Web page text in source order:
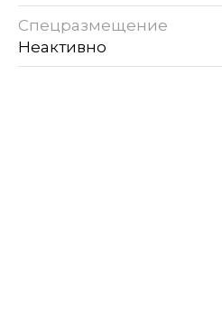
Спецразмещение
Неактивно